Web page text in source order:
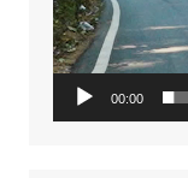
00:00